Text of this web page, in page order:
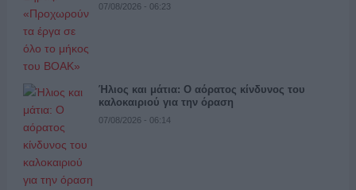
07/08/2026 - 06:23
Ήλιος και μάτια: Ο αόρατος κίνδυνος του
καλοκαιριού για την όραση
07/08/2026 - 06:14